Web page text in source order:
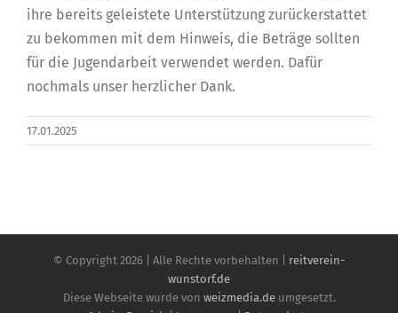
ihre bereits geleistete Unterstützung zurückerstattet
zu bekommen mit dem Hinweis, die Beträge sollten
für die Jugendarbeit verwendet werden. Dafür
nochmals unser herzlicher Dank.
17.01.2025
© Copyright 2026 | Alle Rechte vorbehalten | reitverein-
wunstorf.de
Diese Webseite wurde von weizmedia.deumgesetzt.